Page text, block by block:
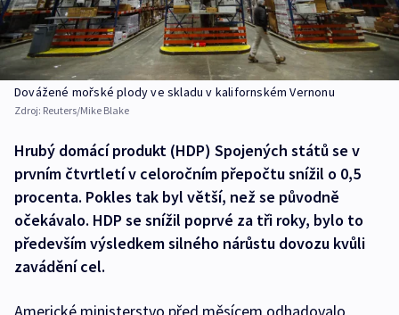
Dovážené mořské plody ve skladu v kalifornském Vernonu
Zdroj: Reuters/Mike Blake
Hrubý domácí produkt (HDP) Spojených států se v
prvním čtvrtletí v celoročním přepočtu snížil o 0,5
procenta. Pokles tak byl větší, než se původně
očekávalo. HDP se snížil poprvé za tři roky, bylo to
především výsledkem silného nárůstu dovozu kvůli
zavádění cel.